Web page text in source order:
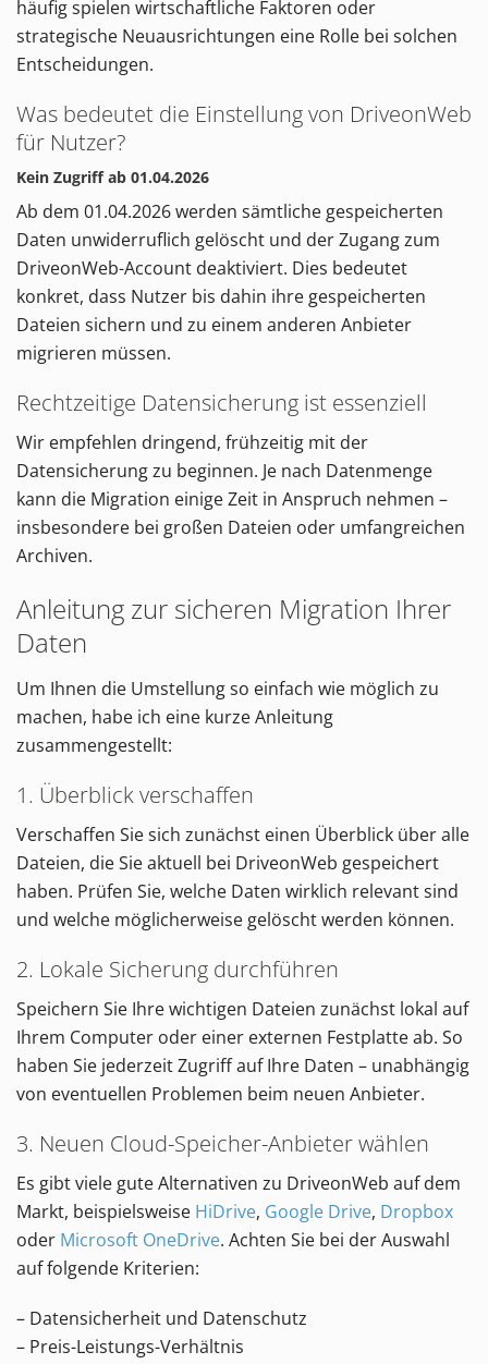
häufig spielen wirtschaftliche Faktoren oder
strategische Neuausrichtungen eine Rolle bei solchen
Entscheidungen.
Was bedeutet die Einstellung von DriveonWeb
für Nutzer?
Kein Zugriff ab 01.04.2026
Ab dem 01.04.2026 werden sämtliche gespeicherten
Daten unwiderruflich gelöscht und der Zugang zum
DriveonWeb-Account deaktiviert. Dies bedeutet
konkret, dass Nutzer bis dahin ihre gespeicherten
Dateien sichern und zu einem anderen Anbieter
migrieren müssen.
Rechtzeitige Datensicherung ist essenziell
Wir empfehlen dringend, frühzeitig mit der
Datensicherung zu beginnen. Je nach Datenmenge
kann die Migration einige Zeit in Anspruch nehmen –
insbesondere bei großen Dateien oder umfangreichen
Archiven.
Anleitung zur sicheren Migration Ihrer
Daten
Um Ihnen die Umstellung so einfach wie möglich zu
machen, habe ich eine kurze Anleitung
zusammengestellt:
1. Überblick verschaffen
Verschaffen Sie sich zunächst einen Überblick über alle
Dateien, die Sie aktuell bei DriveonWeb gespeichert
haben. Prüfen Sie, welche Daten wirklich relevant sind
und welche möglicherweise gelöscht werden können.
2. Lokale Sicherung durchführen
Speichern Sie Ihre wichtigen Dateien zunächst lokal auf
Ihrem Computer oder einer externen Festplatte ab. So
haben Sie jederzeit Zugriff auf Ihre Daten – unabhängig
von eventuellen Problemen beim neuen Anbieter.
3. Neuen Cloud-Speicher-Anbieter wählen
Es gibt viele gute Alternativen zu DriveonWeb auf dem
Markt, beispielsweise HiDrive, Google Drive, Dropbox
oder Microsoft OneDrive. Achten Sie bei der Auswahl
auf folgende Kriterien:
– Datensicherheit und Datenschutz
– Preis-Leistungs-Verhältnis